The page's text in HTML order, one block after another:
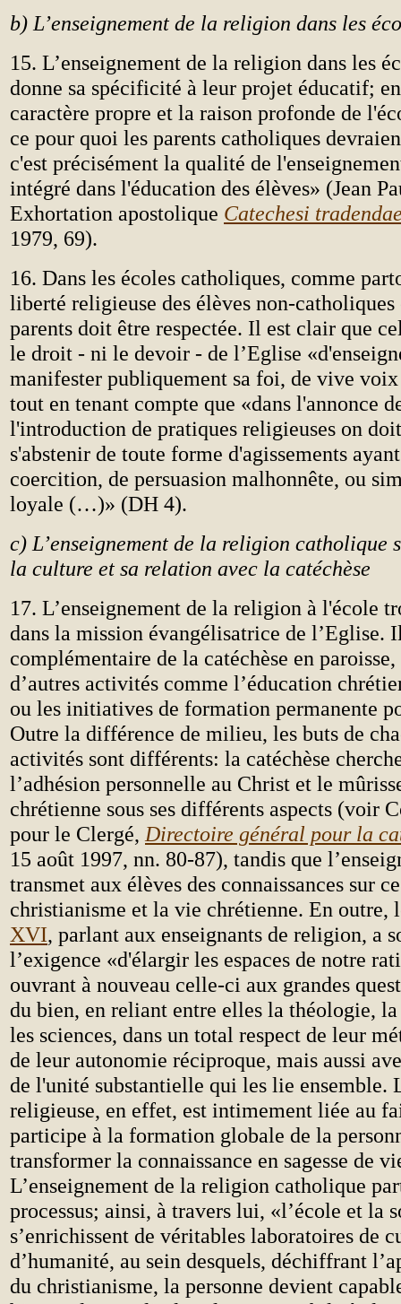
b) L’enseignement de la religion dans les
15. L’enseignement de la religion dans les
donne sa spécificité à leur projet éducatif;
caractère propre et la raison profonde de
ce pour quoi les parents catholiques
c'est précisément la qualité de
intégré dans l'éducation des élèves» (Jean
Exhortation apostolique Catechesi
1979, 69).
16. Dans les écoles catholiques, comme
liberté religieuse des élèves non-catholiques
parents doit être respectée. Il est clair que
le droit - ni le devoir - de l’Eglise
manifester publiquement sa foi, de vive
tout en tenant compte que «dans l'annonce
l'introduction de pratiques religieuses on
s'abstenir de toute forme d'agissements
coercition, de persuasion malhonnête, ou
loyale (…)» (DH 4).
c) L’enseignement de la religion catholique
la culture et sa relation avec la catéchèse
17. L’enseignement de la religion à l'école
dans la mission évangélisatrice de l’Eglise.
complémentaire de la catéchèse en
d’autres activités comme l’éducation
ou les initiatives de formation permanente
Outre la différence de milieu, les buts de
activités sont différents: la catéchèse
l’adhésion personnelle au Christ et le
chrétienne sous ses différents aspects (voir
pour le Clergé, Directoire général pour la
15 août 1997, nn. 80-87), tandis que
transmet aux élèves des connaissances sur
christianisme et la vie chrétienne. En outre,
XVI, parlant aux enseignants de religion, a
l’exigence «d'élargir les espaces de notre
ouvrant à nouveau celle-ci aux grandes
du bien, en reliant entre elles la théologie,
les sciences, dans un total respect de leur
de leur autonomie réciproque, mais aussi
de l'unité substantielle qui les lie ensemble.
religieuse, en effet, est intimement liée au
participe à la formation globale de la
transformer la connaissance en sagesse de
L’enseignement de la religion catholique
processus; ainsi, à travers lui, «l’école et la
s’enrichissent de véritables laboratoires de
d’humanité, au sein desquels, déchiffrant
du christianisme, la personne devient